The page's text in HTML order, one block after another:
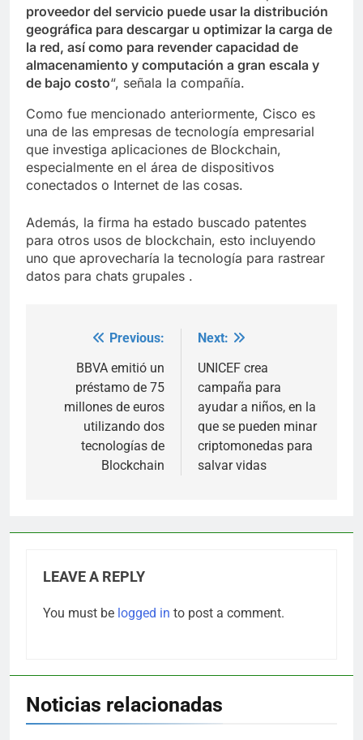
proveedor del servicio puede usar la distribución
geográfica para descargar u optimizar la carga de
la red, así como para revender capacidad de
almacenamiento y computación a gran escala y
de bajo costo“, señala la compañía.
Como fue mencionado anteriormente, Cisco es
una de las empresas de tecnología empresarial
que investiga aplicaciones de Blockchain,
especialmente en el área de dispositivos
conectados o Internet de las cosas.
Además, la firma ha estado buscado patentes
para otros usos de blockchain, esto incluyendo
uno que aprovecharía la tecnología para rastrear
datos para chats grupales .
navigation
Previous:
BBVA emitió un
préstamo de 75
millones de euros
utilizando dos
tecnologías de
Blockchain
Next:
UNICEF crea
campaña para
ayudar a niños, en la
que se pueden minar
criptomonedas para
salvar vidas
LEAVE A REPLY
You must be logged in to post a comment.
Noticias relacionadas